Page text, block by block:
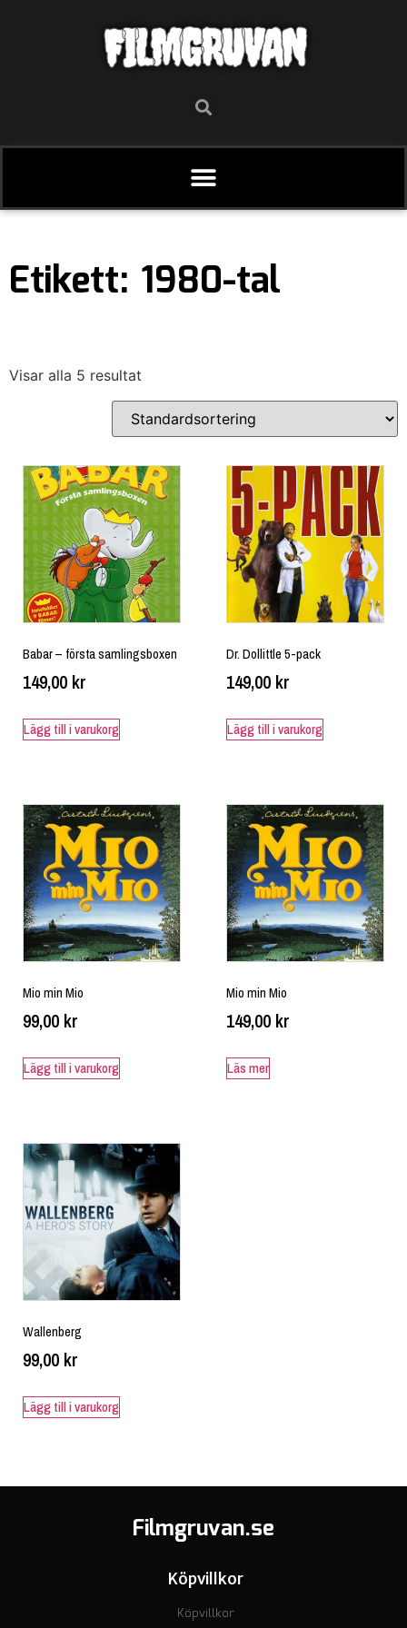
FILMGRUVAN
Etikett: 1980-tal
Visar alla 5 resultat
Babar – första samlingsboxen
149,00 kr
Lägg till i varukorg
Dr. Dollittle 5-pack
149,00 kr
Lägg till i varukorg
Mio min Mio
99,00 kr
Lägg till i varukorg
Mio min Mio
149,00 kr
Läs mer
Wallenberg
99,00 kr
Lägg till i varukorg
Filmgruvan.se
Köpvillkor
Köpvillkor